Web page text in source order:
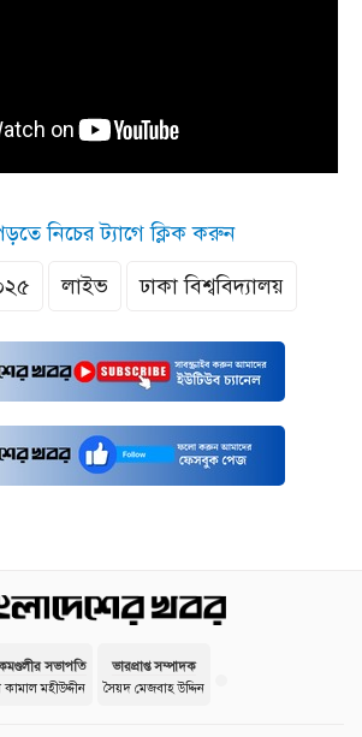
নিচের ট্যাগে ক্লিক করুন
লাইভ ঢাকা বিশ্ববিদ্যালয়
সভাপতি
কামাল মহীউদ্দীন
ভারপ্রাপ্ত সম্পাদক
সৈয়দ মেজবাহ উদ্দিন